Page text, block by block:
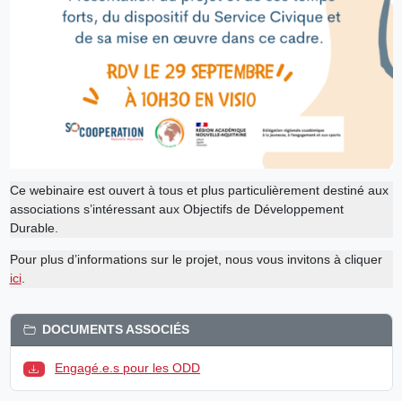
Ce webinaire est ouvert à tous et plus particulièrement destiné aux
associations s’intéressant aux Objectifs de Développement
Durable.
Pour plus d’informations sur le projet, nous vous invitons à cliquer
ici.
DOCUMENTS ASSOCIÉS
Engagé.e.s pour les ODD